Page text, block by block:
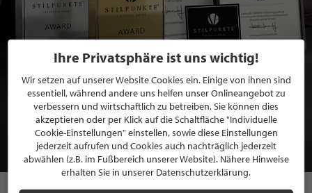
BEWERBEN SIE SICH FÜR EINE GRATIS
MITGLIEDSCHAFT BEI STILPUNKTE®
JETZT GRATIS BEWERBEN
Ihre Privatsphäre ist uns wichtig!
Wir setzen auf unserer Website Cookies ein. Einige von ihnen sind
essentiell, während andere uns helfen unser Onlineangebot zu
verbessern und wirtschaftlich zu betreiben. Sie können dies
akzeptieren oder per Klick auf die Schaltfläche "Individuelle
Cookie-Einstellungen" einstellen, sowie diese Einstellungen
jederzeit aufrufen und Cookies auch nachträglich jederzeit
abwählen (z.B. im Fußbereich unserer Website). Nähere Hinweise
erhalten Sie in unserer Datenschutzerklärung.